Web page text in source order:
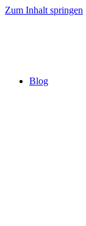
Zum Inhalt springen
Blog